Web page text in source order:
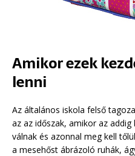
Amikor ezek
lenni
Az általános iskola felső
az az időszak, amikor az
válnak és azonnal meg kell
a mesehőst ábrázoló ruhák,